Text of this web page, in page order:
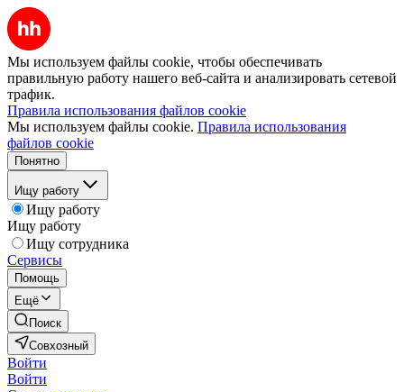
Мы используем файлы cookie, чтобы обеспечивать
правильную работу нашего веб-сайта и анализировать сетевой
трафик.
Правила использования файлов cookie
Мы используем файлы cookie. Правила использования
файлов cookie
Понятно
Ищу работу
Ищу работу
Ищу работу
Ищу сотрудника
Сервисы
Помощь
Ещё
Поиск
Совхозный
Войти
Войти